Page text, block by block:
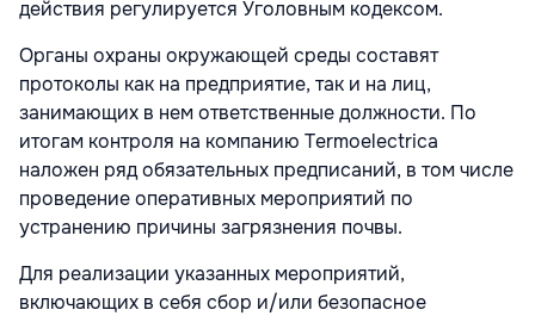
действия регулируется Уголовным кодексом.
Органы охраны окружающей среды составят
протоколы как на предприятие, так и на лиц,
занимающих в нем ответственные должности. По
итогам контроля на компанию Termoelectrica
наложен ряд обязательных предписаний, в том числе
проведение оперативных мероприятий по
устранению причины загрязнения почвы.
Для реализации указанных мероприятий,
включающих в себя сбор и/или безопасное